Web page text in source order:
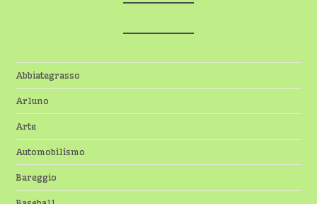
Abbiategrasso
Arluno
Arte
Automobilismo
Bareggio